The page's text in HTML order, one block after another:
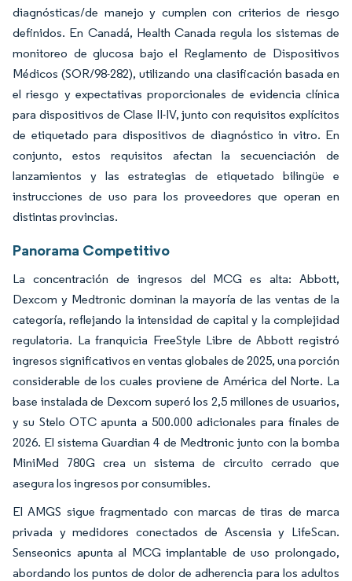
diagnósticas/de manejo y cumplen con criterios de riesgo
definidos. En Canadá, Health Canada regula los sistemas de
monitoreo de glucosa bajo el Reglamento de Dispositivos
Médicos (SOR/98-282), utilizando una clasificación basada en
el riesgo y expectativas proporcionales de evidencia clínica
para dispositivos de Clase II-IV, junto con requisitos explícitos
de etiquetado para dispositivos de diagnóstico in vitro. En
conjunto, estos requisitos afectan la secuenciación de
lanzamientos y las estrategias de etiquetado bilingüe e
instrucciones de uso para los proveedores que operan en
distintas provincias.
Panorama Competitivo
La concentración de ingresos del MCG es alta: Abbott,
Dexcom y Medtronic dominan la mayoría de las ventas de la
categoría, reflejando la intensidad de capital y la complejidad
regulatoria. La franquicia FreeStyle Libre de Abbott registró
ingresos significativos en ventas globales de 2025, una porción
considerable de los cuales proviene de América del Norte. La
base instalada de Dexcom superó los 2,5 millones de usuarios,
y su Stelo OTC apunta a 500.000 adicionales para finales de
2026. El sistema Guardian 4 de Medtronic junto con la bomba
MiniMed 780G crea un sistema de circuito cerrado que
asegura los ingresos por consumibles.
El AMGS sigue fragmentado con marcas de tiras de marca
privada y medidores conectados de Ascensia y LifeScan.
Senseonics apunta al MCG implantable de uso prolongado,
abordando los puntos de dolor de adherencia para los adultos